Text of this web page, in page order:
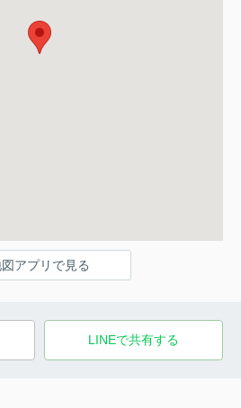
アプリで見る
LINEで共有する